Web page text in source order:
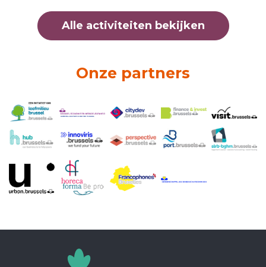
Alle activiteiten bekijken
Onze partners